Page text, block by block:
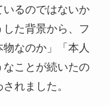
るのではないか
た背景から、フ
なのか」「本人
ことが続いたの
れました。